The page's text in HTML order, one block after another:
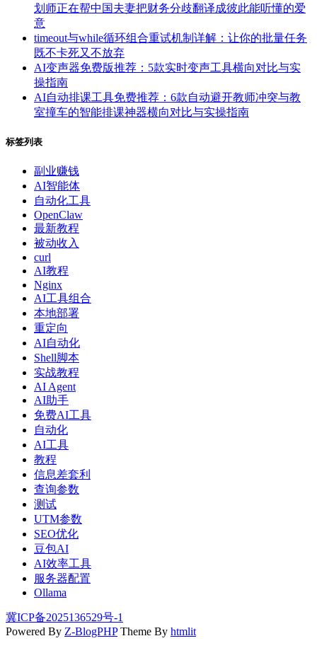
划师正在帮中国夫妻把财务分歧翻译成彼此能听懂的爱
意
timeout与while循环组合重试机制详解：让你的批量任务
既不卡死又不放弃
AI变声器免费版推荐：5款实时变声工具横向对比与实
操指南
AI自动排课工具免费推荐：6款自动避开教师冲突与教
室撞车的智能排课神器横向对比与实操指南
标签列表
副业赚钱
AI智能体
自动化工具
OpenClaw
最新教程
被动收入
curl
AI教程
Nginx
AI工具组合
本地部署
重定向
AI自动化
Shell脚本
实战教程
AI Agent
AI助手
免费AI工具
自动化
AI工具
教程
信息差套利
查询参数
测试
UTM参数
SEO优化
豆包AI
AI效率工具
服务器配置
Ollama
冀ICP备2025136529号-1
Powered By Z-BlogPHPTheme By htmlit